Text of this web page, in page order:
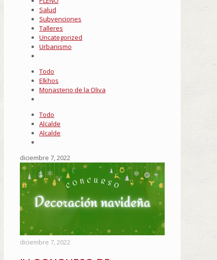
Salud
Subvenciones
Talleres
Uncategorized
Urbanismo
Todo
Elkhos
Monasterio de la Oliva
Todo
Alcalde
Alcalde
diciembre 7, 2022
diciembre 7, 2022